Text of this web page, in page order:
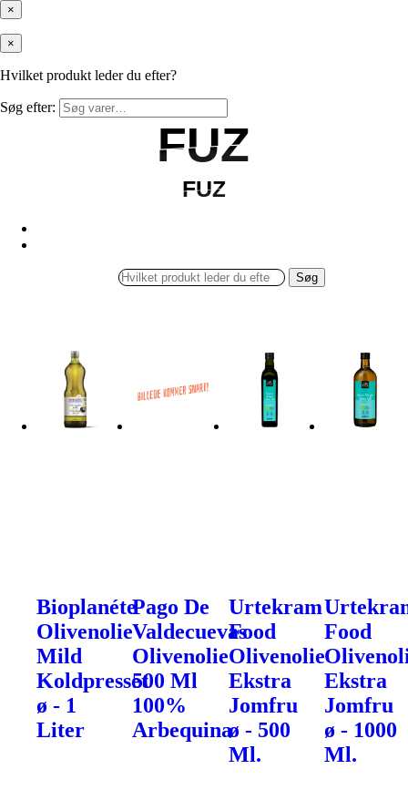
×
×
Hvilket produkt leder du efter?
Søg efter:
FUZ
FUZ
FUZ
FUZ
Søg
Bioplanéte
Olivenolie
Mild
Koldpresset
ø - 1
Liter
Pago De
Valdecuevas
Olivenolie
500 Ml
100%
Arbequina
Urtekram
Food
Olivenolie
Ekstra
Jomfru
ø - 500
Ml.
Food
Ekstra
Jomfru
ø - 1000
Ml.